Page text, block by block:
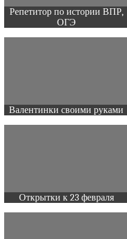
Репетитор по истории ВПР,
ОГЭ
Валентинки своими руками
Открытки к 23 февраля